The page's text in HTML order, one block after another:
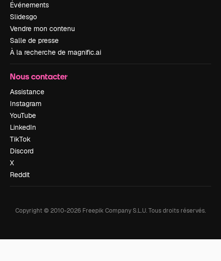
Événements
Slidesgo
Vendre mon contenu
Salle de presse
À la recherche de magnific.ai
Nous contacter
Assistance
Instagram
YouTube
LinkedIn
TikTok
Discord
X
Reddit
Copyright © 2010-2026 Freepik Company S.L.U.Tous droits réservés.